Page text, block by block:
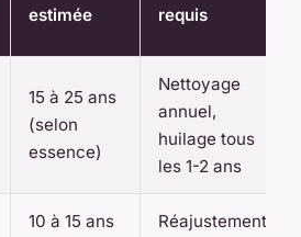
estimée
requis
15 à 25 ans
(selon
essence)
Nettoyage
annuel,
huilage tous
les 1-2 ans
10 à 15 ans
Réajustement